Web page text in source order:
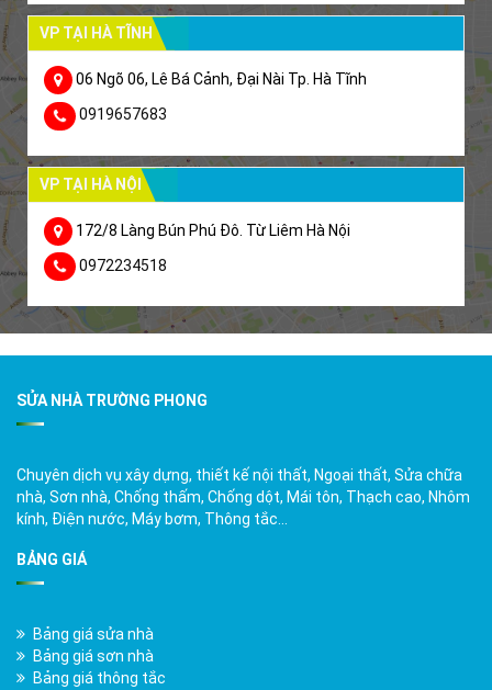
VP TẠI HÀ TĨNH
06 Ngõ 06, Lê Bá Cảnh, Đại Nài Tp. Hà Tĩnh
0919657683
VP TẠI HÀ NỘI
172/8 Làng Bún Phú Đô. Từ Liêm Hà Nội
0972234518
SỬA NHÀ TRƯỜNG PHONG
Chuyên dịch vụ xây dựng, thiết kế nội thất, Ngoại thất, Sửa chữa
nhà, Sơn nhà, Chống thấm, Chống dột, Mái tôn, Thạch cao, Nhôm
kính, Điện nước, Máy bơm, Thông tắc…
BẢNG GIÁ
Bảng giá sửa nhà
Bảng giá sơn nhà
Bảng giá thông tắc